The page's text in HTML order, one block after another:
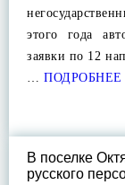
этого года
заявки по 12
… ПОДРОБНЕЕ
В поселке
русского